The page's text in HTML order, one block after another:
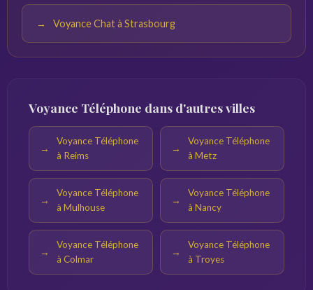
Voyance Chat à Strasbourg
Voyance Téléphone dans d'autres villes
Voyance Téléphone
à Reims
Voyance Téléphone
à Metz
Voyance Téléphone
à Mulhouse
Voyance Téléphone
à Nancy
Voyance Téléphone
à Colmar
Voyance Téléphone
à Troyes